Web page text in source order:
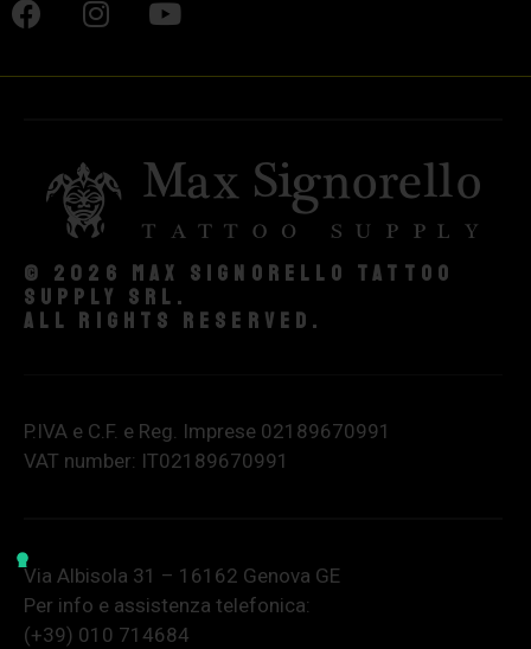
© 2026 Max Signorello Tattoo
supply srl.
All rights reserved.
P.IVA e C.F. e Reg. Imprese 02189670991
VAT number: IT02189670991
Via Albisola 31 – 16162 Genova GE
Per info e assistenza telefonica:
(+39) 010 714684